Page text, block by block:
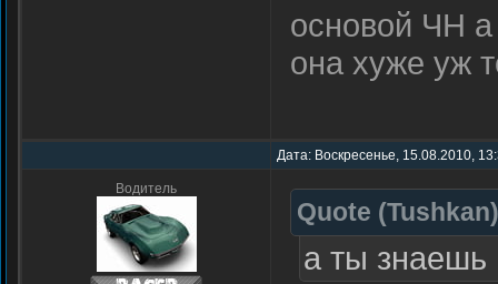
основой ЧН
она хуже уж
Дата: Воскресенье, 15.08.2010,
Водитель
Quote (Tushkan)
а ты знаешь